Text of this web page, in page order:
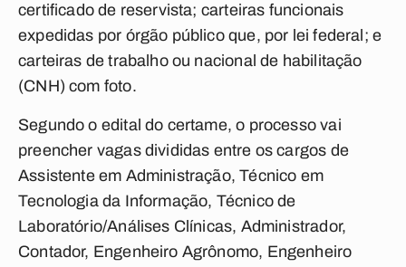
certificado de reservista; carteiras funcionais
expedidas por órgão público que, por lei federal; e
carteiras de trabalho ou nacional de habilitação
(CNH) com foto.
Segundo o edital do certame, o processo vai
preencher vagas divididas entre os cargos de
Assistente em Administração, Técnico em
Tecnologia da Informação, Técnico de
Laboratório/Análises Clínicas, Administrador,
Contador, Engenheiro Agrônomo, Engenheiro